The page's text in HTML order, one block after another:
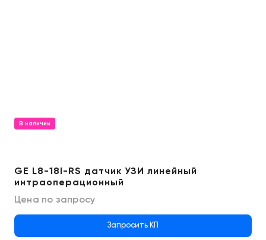
В наличии
GE L8-18I-RS датчик УЗИ линейный
интраоперационный
Цена по запросу
Запросить КП